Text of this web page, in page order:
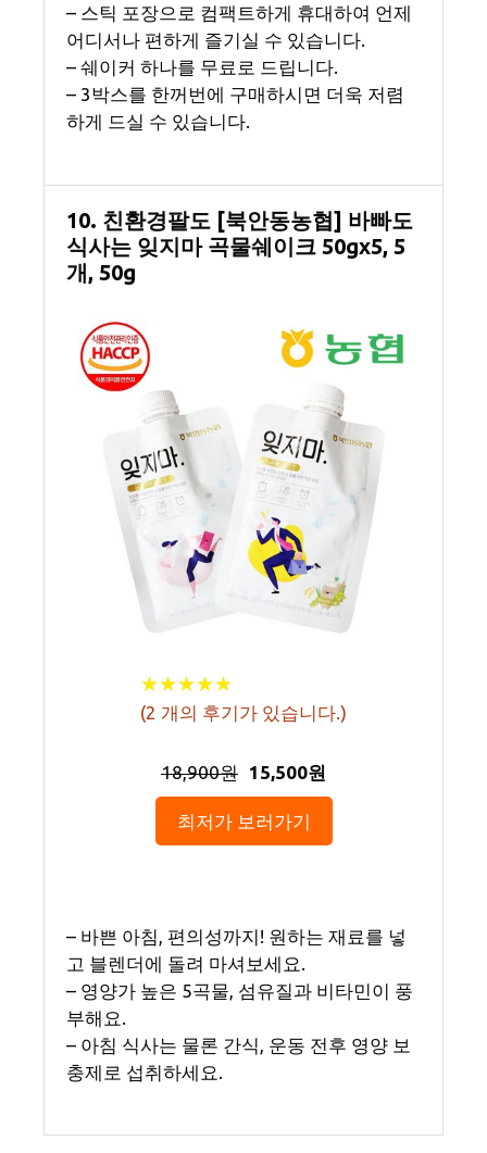
– 스틱 포장으로 컴팩트하게 휴대하여 언제
어디서나 편하게 즐기실 수 있습니다.
– 쉐이커 하나를 무료로 드립니다.
– 3박스를 한꺼번에 구매하시면 더욱 저렴
하게 드실 수 있습니다.
10. 친환경팔도 [북안동농협] 바빠도
식사는 잊지마 곡물쉐이크 50gx5, 5
개, 50g
★★★★★
★★★★★
(2 개의 후기가 있습니다.)
18,900원 15,500원
최저가 보러가기
– 바쁜 아침, 편의성까지! 원하는 재료를 넣
고 블렌더에 돌려 마셔보세요.
– 영양가 높은 5곡물, 섬유질과 비타민이 풍
부해요.
– 아침 식사는 물론 간식, 운동 전후 영양 보
충제로 섭취하세요.